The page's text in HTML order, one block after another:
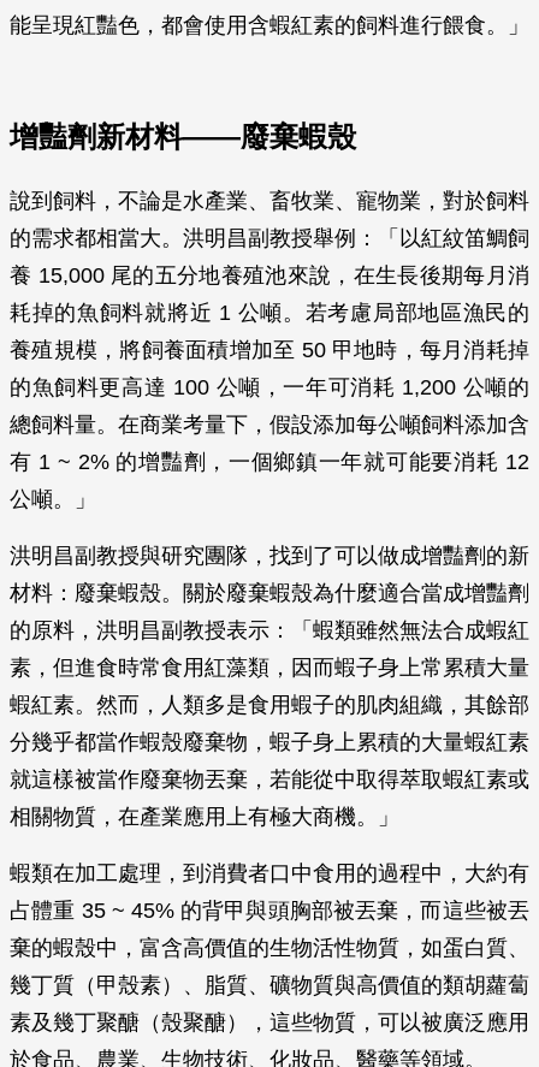
能呈現紅豔色，都會使用含蝦紅素的飼料進行餵食。」
增豔劑新材料——廢棄蝦殼
說到飼料，不論是水產業、畜牧業、寵物業，對於飼料
的需求都相當大。洪明昌副教授舉例：「以紅紋笛鯛飼
養 15,000 尾的五分地養殖池來說，在生長後期每月消
耗掉的魚飼料就將近 1 公噸。若考慮局部地區漁民的
養殖規模，將飼養面積增加至 50 甲地時，每月消耗掉
的魚飼料更高達 100 公噸，一年可消耗 1,200 公噸的
總飼料量。在商業考量下，假設添加每公噸飼料添加含
有 1 ~ 2% 的增豔劑，一個鄉鎮一年就可能要消耗 12
公噸。」
洪明昌副教授與研究團隊，找到了可以做成增豔劑的新
材料：廢棄蝦殼。關於廢棄蝦殼為什麼適合當成增豔劑
的原料，洪明昌副教授表示：「蝦類雖然無法合成蝦紅
素，但進食時常食用紅藻類，因而蝦子身上常累積大量
蝦紅素。然而，人類多是食用蝦子的肌肉組織，其餘部
分幾乎都當作蝦殼廢棄物，蝦子身上累積的大量蝦紅素
就這樣被當作廢棄物丟棄，若能從中取得萃取蝦紅素或
相關物質，在產業應用上有極大商機。」
蝦類在加工處理，到消費者口中食用的過程中，大約有
占體重 35 ~ 45% 的背甲與頭胸部被丟棄，而這些被丟
棄的蝦殼中，富含高價值的生物活性物質，如蛋白質、
幾丁質（甲殼素）、脂質、礦物質與高價值的類胡蘿蔔
素及幾丁聚醣（殼聚醣），這些物質，可以被廣泛應用
於食品、農業、生物技術、化妝品、醫藥等領域。